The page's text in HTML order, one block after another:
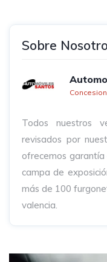
Sobre
Todos nuestros
revisados por
ofrecemos garantía
campa de
más de 100
valencia.